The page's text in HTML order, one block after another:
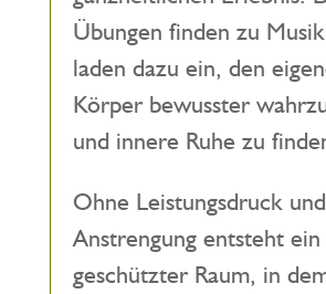
Übungen finden zu
laden dazu ein, den
Körper bewusster
und innere Ruhe zu
Ohne Leistungsdruck und
Anstrengung entsteht ein
geschützter Raum, in